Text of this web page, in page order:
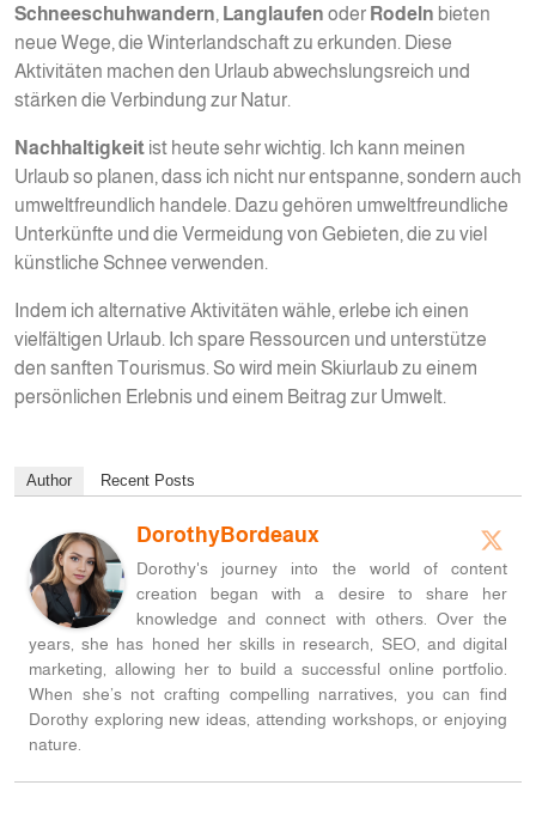
Schneeschuhwandern, Langlaufen oder Rodeln bieten
neue Wege, die Winterlandschaft zu erkunden. Diese
Aktivitäten machen den Urlaub abwechslungsreich und
stärken die Verbindung zur Natur.
Nachhaltigkeit ist heute sehr wichtig. Ich kann meinen
Urlaub so planen, dass ich nicht nur entspanne, sondern auch
umweltfreundlich handele. Dazu gehören umweltfreundliche
Unterkünfte und die Vermeidung von Gebieten, die zu viel
künstliche Schnee verwenden.
Indem ich alternative Aktivitäten wähle, erlebe ich einen
vielfältigen Urlaub. Ich spare Ressourcen und unterstütze
den sanften Tourismus. So wird mein Skiurlaub zu einem
persönlichen Erlebnis und einem Beitrag zur Umwelt.
Author Recent Posts
DorothyBordeaux
Dorothy's journey into the world of content
creation began with a desire to share her
knowledge and connect with others. Over the
years, she has honed her skills in research, SEO, and digital
marketing, allowing her to build a successful online portfolio.
When she’s not crafting compelling narratives, you can find
Dorothy exploring new ideas, attending workshops, or enjoying
nature.